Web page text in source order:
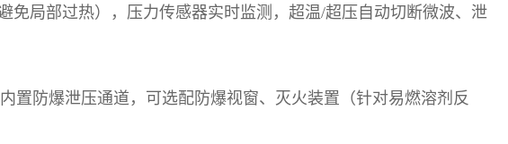
免局部过热），压力传感器实时监测，超温/超压自动切断微波、泄
置防爆泄压通道，可选配防爆视窗、灭火装置（针对易燃溶剂反